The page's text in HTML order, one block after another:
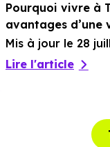
Pourquoi vivre à
avantages d’une
Mis à jour le 28
Lire l'article